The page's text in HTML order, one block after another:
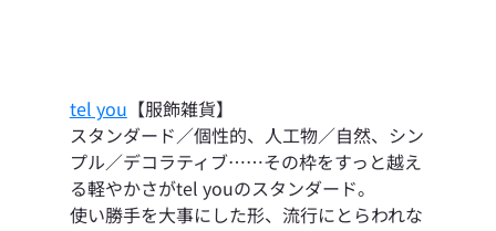
tel you 【服飾雑貨】
スタンダード／個性的、人工物／自然、シン
プル／デコラティブ……その枠をすっと越え
る軽やかさがtel youのスタンダード。
使い勝手を大事にした形、流行にとらわれな